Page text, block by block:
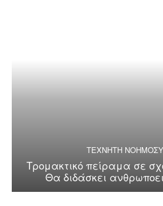
ΤΕΧΝΗΤΗ
Τρομακτικό πείραμα σε
Θα διδάσκει